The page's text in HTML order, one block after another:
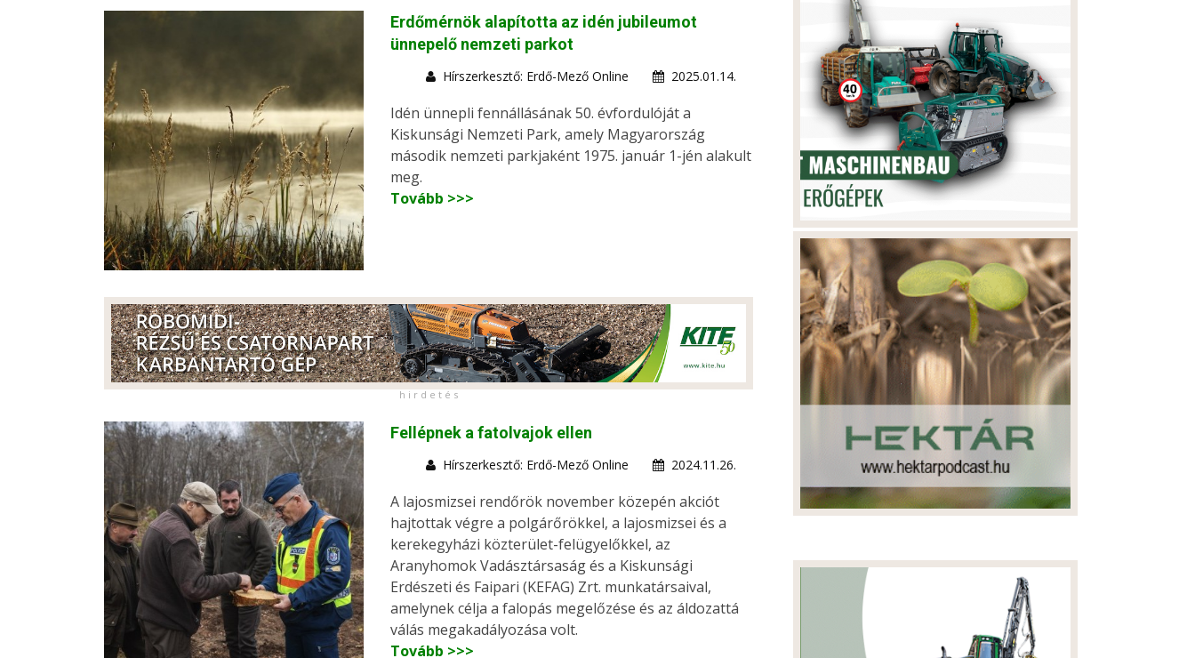
Erdőmérnök alapította az idén jubileumot
ünnepelő nemzeti parkot
Hírszerkesztő: Erdő-Mező Online 2025.01.14.
Idén ünnepli fennállásának 50. évfordulóját a
Kiskunsági Nemzeti Park, amely Magyarország
második nemzeti parkjaként 1975. január 1-jén alakult
meg.
Tovább >>>
h i r d e t é s
Fellépnek a fatolvajok ellen
Hírszerkesztő: Erdő-Mező Online 2024.11.26.
A lajosmizsei rendőrök november közepén akciót
hajtottak végre a polgárőrökkel, a lajosmizsei és a
kerekegyházi közterület-felügyelőkkel, az
Aranyhomok Vadásztársaság és a Kiskunsági
Erdészeti és Faipari (KEFAG) Zrt. munkatársaival,
amelynek célja a falopás megelőzése és az áldozattá
válás megakadályozása volt.
Tovább >>>